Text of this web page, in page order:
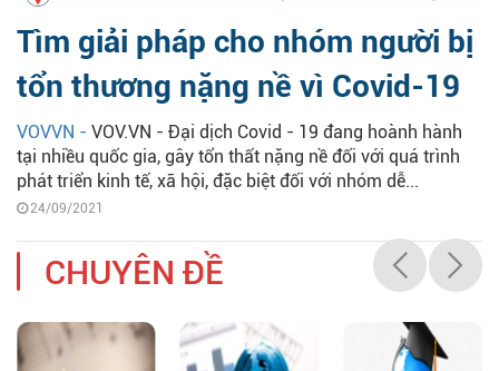
Tìm giải pháp cho nhóm người bị
tổn thương nặng nề vì Covid-19
VOVVN - VOV.VN - Đại dịch Covid - 19 đang hoành hành
tại nhiều quốc gia, gây tổn thất nặng nề đối với quá trình
phát triển kinh tế, xã hội, đặc biệt đối với nhóm dễ...
24/09/2021
CHUYÊN ĐỀ